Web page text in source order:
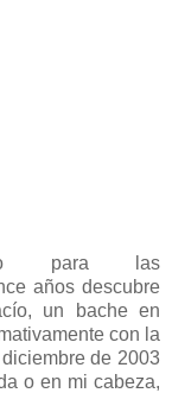
para las
años descubre
un bache en
con la
de 2003
o en mi cabeza,